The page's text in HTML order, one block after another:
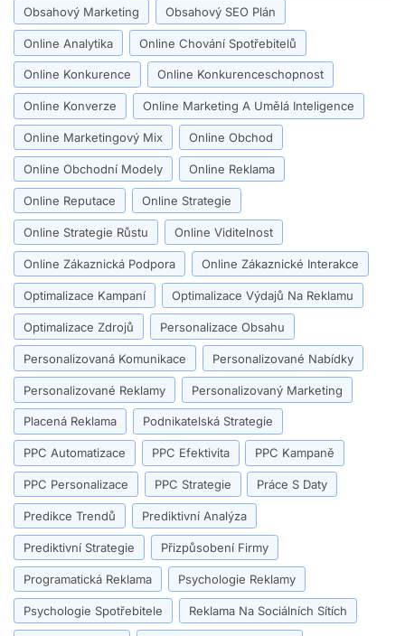
Obsahový Marketing Obsahový SEO Plán
Online Analytika Online Chování Spotřebitelů
Online Konkurence Online Konkurenceschopnost
Online Konverze Online Marketing A Umělá Inteligence
Online Marketingový Mix Online Obchod
Online Obchodní Modely Online Reklama
Online Reputace Online Strategie
Online Strategie Růstu Online Viditelnost
Online Zákaznická Podpora Online Zákaznické Interakce
Optimalizace Kampaní Optimalizace Výdajů Na Reklamu
Optimalizace Zdrojů Personalizace Obsahu
Personalizovaná Komunikace Personalizované Nabídky
Personalizované Reklamy Personalizovaný Marketing
Placená Reklama Podnikatelská Strategie
PPC Automatizace PPC Efektivita PPC Kampaně
PPC Personalizace PPC Strategie Práce S Daty
Predikce Trendů Prediktivní Analýza
Prediktivní Strategie Přizpůsobení Firmy
Programatická Reklama Psychologie Reklamy
Psychologie Spotřebitele Reklama Na Sociálních Sítích